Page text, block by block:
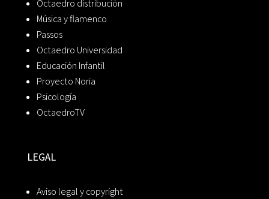
Octaedro distribución
Música y flamenco
Passos
Octaedro Universidad
Educación Infantil
Proyecto Noria
Psicología
OctaedroTV
LEGAL
Aviso legal y copyright